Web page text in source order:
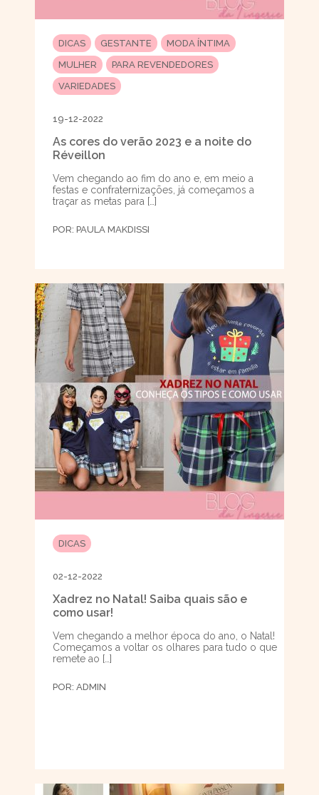
DICAS GESTANTE
MODA ÍNTIMA
MULHER
PARA REVENDEDORES
VARIEDADES
19-12-2022
As cores do verão 2023 e a noite do
Réveillon
Vem chegando ao fim do ano e, em meio a
festas e confraternizações, já começamos a
traçar as metas para […]
POR: PAULA MAKDISSI
DICAS
02-12-2022
Xadrez no Natal! Saiba quais são e
como usar!
Vem chegando a melhor época do ano, o Natal!
Começamos a voltar os olhares para tudo o que
remete ao […]
POR: ADMIN